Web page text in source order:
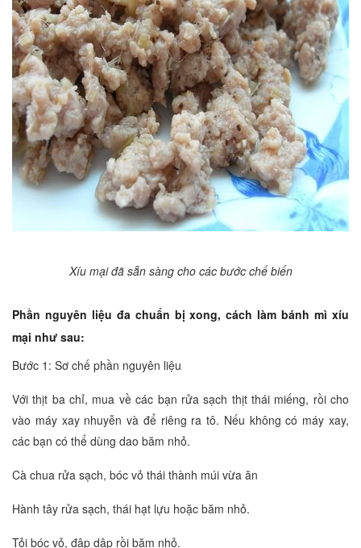
Xíu mại đã sẵn sàng cho các bước chế biến
Phần nguyên liệu đa chuẩn bị xong, cách làm bánh mì xíu
mại như sau:
Bước 1: Sơ chế phần nguyên liệu
Với thịt ba chỉ, mua về các bạn rửa sạch thịt thái miếng, rồi cho
vào máy xay nhuyễn và để riêng ra tô. Nếu không có máy xay,
các bạn có thể dùng dao băm nhỏ.
Cà chua rửa sạch, bóc vỏ thái thành múi vừa ăn
Hành tây rửa sạch, thái hạt lựu hoặc băm nhỏ.
Tỏi bóc vỏ, đập dập rồi băm nhỏ.